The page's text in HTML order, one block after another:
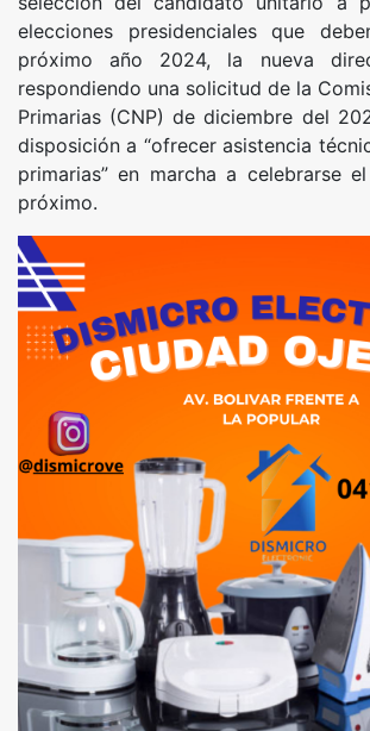
elecciones presidenciales que
próximo año 2024, la nueva
respondiendo una solicitud de la
Primarias (CNP) de diciembre del
disposición a “ofrecer asistencia
primarias” en marcha a celebrarse
próximo.